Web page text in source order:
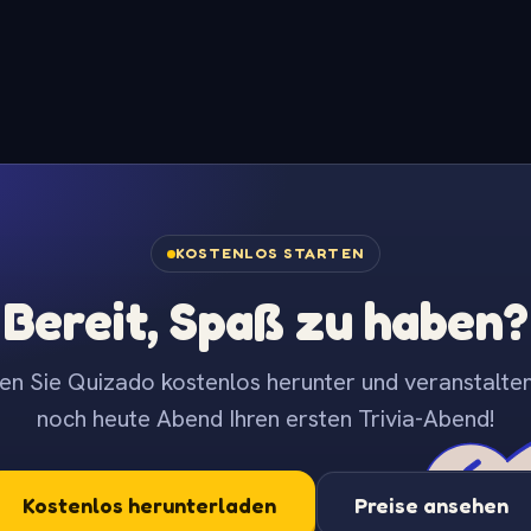
KOSTENLOS STARTEN
Bereit, Spaß zu haben?
Sie Quizado kostenlos herunter und
noch heute Abend Ihren ersten Trivia-Abend!
Kostenlos herunterladen Preise ansehen